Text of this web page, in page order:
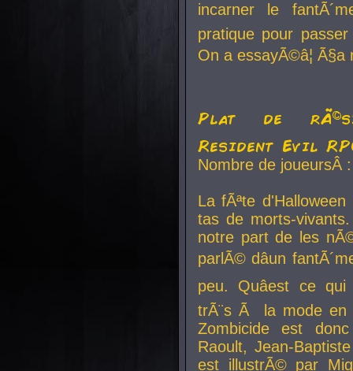
incarner le
pratique pour
On a essayÃ©â¦
Plat de
Resident Evil
Nombre de
La fÃªte
tas de morts-
notre part de les
parlÃ© dâun
peu. Quâest ce
trÃ¨s Ã la mode en
Zombicide est
Raoult, Jean-
est illustrÃ© par